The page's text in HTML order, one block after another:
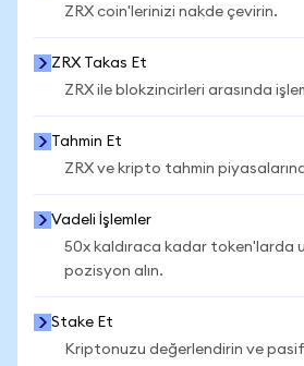
ZRX coin'lerinizi nakde çevirin.
ZRX Takas Et
ZRX ile blokzincirleri arasında
Tahmin Et
ZRX ve kripto tahmin
Vadeli İşlemler
50x kaldıraca kadar token'larda
pozisyon alın.
Stake Et
Kriptonuzu değerlendirin ve